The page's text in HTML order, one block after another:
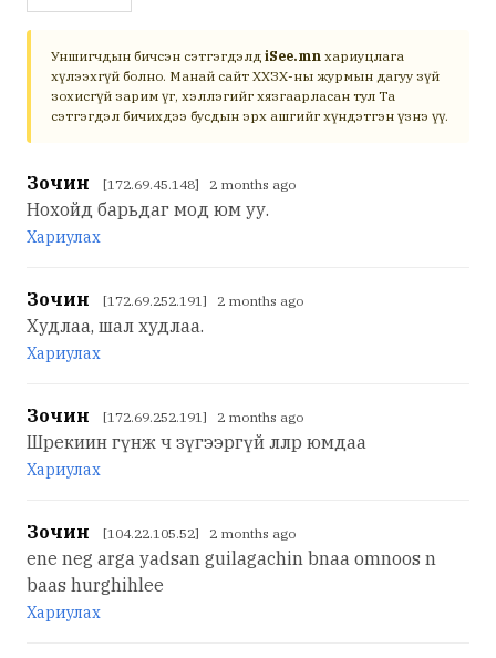
Уншигчдын бичсэн сэтгэгдэлд iSee.mn хариуцлага
хүлээхгүй болно. Манай сайт ХХЗХ-ны журмын дагуу зүй
зохисгүй зарим үг, хэллэгийг хязгаарласан тул Та
сэтгэгдэл бичихдээ бусдын эрх ашгийг хүндэтгэн үзнэ үү.
Зочин [172.69.45.148] 2 months ago
Нохойд барьдаг мод юм уу.
Хариулах
Зочин [172.69.252.191] 2 months ago
Худлаа, шал худлаа.
Хариулах
Зочин [172.69.252.191] 2 months ago
Шрекиин гүнж ч зүгээргүй ллр юмдаа
Хариулах
Зочин [104.22.105.52] 2 months ago
ene neg arga yadsan guilagachin bnaa omnoos n
baas hurghihlee
Хариулах